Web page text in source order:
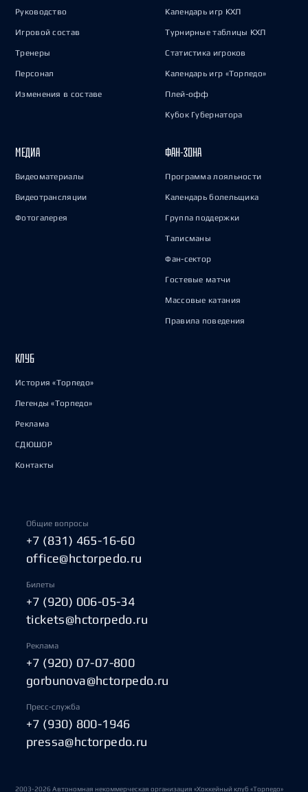
Руководство
Игровой состав
Тренеры
Персонал
Изменения в составе
Календарь игр КХЛ
Турнирные таблицы КХЛ
Статистика игроков
Календарь игр «Торпедо»
Плей-офф
Кубок Губернатора
МЕДИА
Видеоматериалы
Видеотрансляции
Фотогалерея
ФАН-ЗОНА
Программа лояльности
Календарь болельщика
Группа поддержки
Талисманы
Фан-сектор
Гостевые матчи
Массовые катания
Правила поведения
КЛУБ
История «Торпедо»
Легенды «Торпедо»
Реклама
СДЮШОР
Контакты
Общие вопросы
+7 (831) 465-16-60
office@hctorpedo.ru
Билеты
+7 (920) 006-05-34
tickets@hctorpedo.ru
Реклама
+7 (920) 07-07-800
gorbunova@hctorpedo.ru
Пресс-служба
+7 (930) 800-1946
pressa@hctorpedo.ru
2003-2026 Автономная некоммерческая организация «Хоккейный клуб «Торпедо»